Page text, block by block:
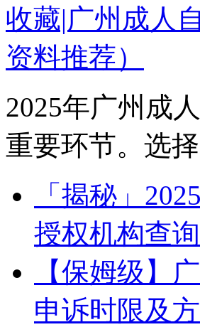
收藏|广州成人
资料推荐）
2025年广州成
重要环节。选
「揭秘」
授权机构查询
【保姆级】
申诉时限及方